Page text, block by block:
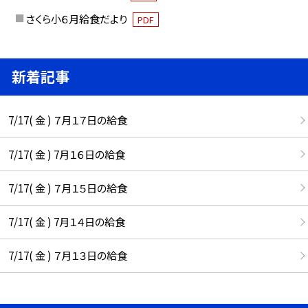
さくら小６月給食だより
PDF
新着記事
7/17( 金 ) ７月１７日の給食
7/17( 金 ) 7月１６日の給食
7/17( 金 ) ７月１５日の給食
7/17( 金 ) 7月１４日の給食
7/17( 金 ) ７月１３日の給食